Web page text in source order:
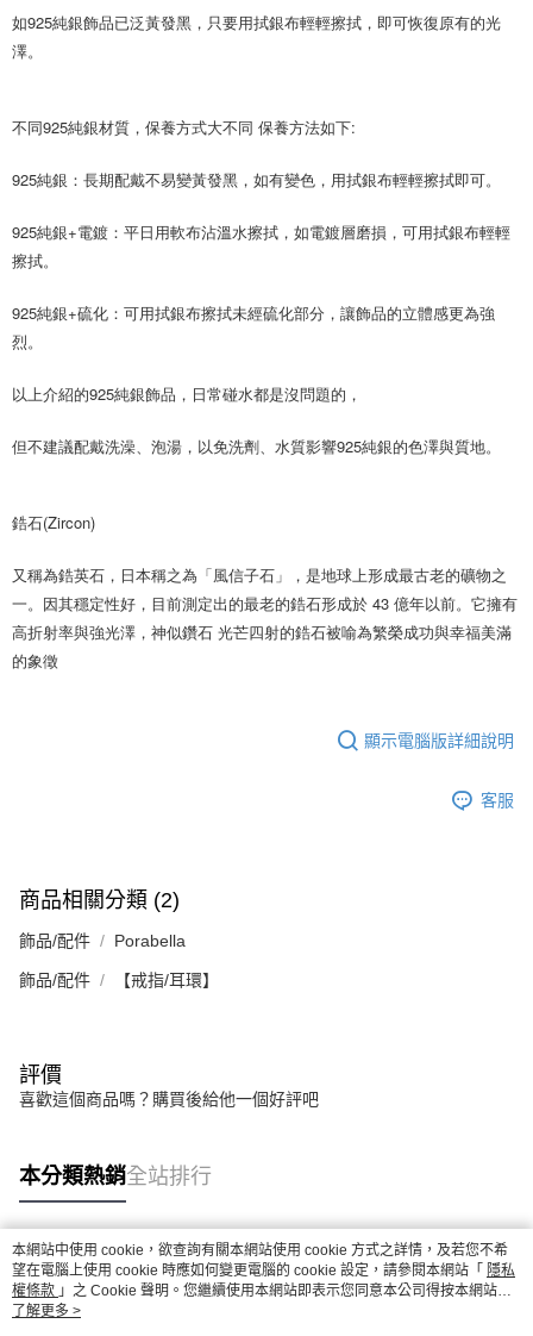
如925純銀飾品已泛黃發黑，只要用拭銀布輕輕擦拭，即可恢復原有的光
澤。
不同925純銀材質，保養方式大不同 保養方法如下:
925純銀：長期配戴不易變黃發黑，如有變色，用拭銀布輕輕擦拭即可。
925純銀+電鍍：平日用軟布沾溫水擦拭，如電鍍層磨損，可用拭銀布輕輕
擦拭。
925純銀+硫化：可用拭銀布擦拭未經硫化部分，讓飾品的立體感更為強
烈。
以上介紹的925純銀飾品，日常碰水都是沒問題的，
但不建議配戴洗澡、泡湯，以免洗劑、水質影響925純銀的色澤與質地。
鋯石(Zircon)
又稱為鋯英石，日本稱之為「風信子石」，是地球上形成最古老的礦物之
一。因其穩定性好，目前測定出的最老的鋯石形成於 43 億年以前。它擁有
高折射率與強光澤，神似鑽石 光芒四射的鋯石被喻為繁榮成功與幸福美滿
的象徵
顯示電腦版詳細說明
客服
商品相關分類 (2)
飾品/配件 Porabella
飾品/配件 【戒指/耳環】
評價
喜歡這個商品嗎？購買後給他一個好評吧
本分類熱銷全站排行
熱門標籤
本網站中使用 cookie，欲查詢有關本網站使用 cookie 方式之詳情，及若您不希
望在電腦上使用 cookie 時應如何變更電腦的 cookie 設定，請參閱本網站「 隱私
權條款 」之 Cookie 聲明。您繼續使用本網站即表示您同意本公司得按本網站使
用條款之 Cookie 聲明使用 cookie。
了解更多 >